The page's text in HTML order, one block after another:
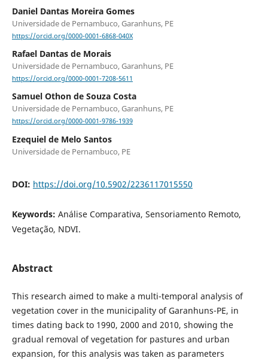
Daniel Dantas Moreira Gomes
Universidade de Pernambuco, Garanhuns, PE
https://orcid.org/0000-0001-6868-040X
Rafael Dantas de Morais
Universidade de Pernambuco, Garanhuns, PE
https://orcid.org/0000-0001-7208-5611
Samuel Othon de Souza Costa
Universidade de Pernambuco, Garanhuns, PE
https://orcid.org/0000-0001-9786-1939
Ezequiel de Melo Santos
Universidade de Pernambuco, PE
DOI: https://doi.org/10.5902/2236117015550
Keywords: Análise Comparativa, Sensoriamento Remoto,
Vegetação, NDVI.
Abstract
This research aimed to make a multi-temporal analysis of
vegetation cover in the municipality of Garanhuns-PE, in
times dating back to 1990, 2000 and 2010, showing the
gradual removal of vegetation for pastures and urban
expansion, for this analysis was taken as parameters